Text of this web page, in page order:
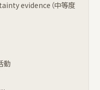
evidence（中等度
動